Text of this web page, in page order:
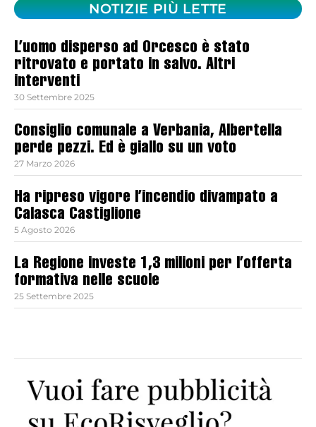
NOTIZIE PIÙ LETTE
L’uomo disperso ad Orcesco è stato
ritrovato e portato in salvo. Altri
interventi
30 Settembre 2025
Consiglio comunale a Verbania, Albertella
perde pezzi. Ed è giallo su un voto
27 Marzo 2026
Ha ripreso vigore l’incendio divampato a
Calasca Castiglione
5 Agosto 2026
La Regione investe 1,3 milioni per l’offerta
formativa nelle scuole
25 Settembre 2025